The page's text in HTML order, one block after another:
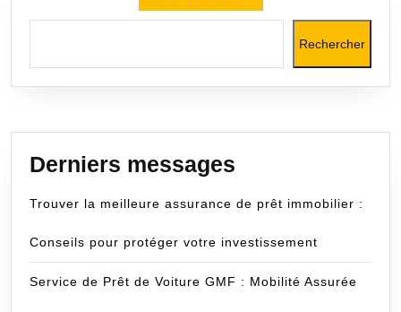
Rechercher
Derniers messages
Trouver la meilleure assurance de prêt immobilier :
Conseils pour protéger votre investissement
Service de Prêt de Voiture GMF : Mobilité Assurée